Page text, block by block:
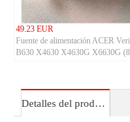
49.23 EUR
Fuente de alimentación ACER
B630 X4630 X4630G X6630G
Detalles del producto